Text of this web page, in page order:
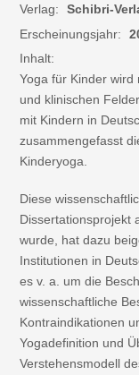
Verlag:
Schibri-
Erscheinungsjahr:
Inhalt:
Yoga für Kinder
und klinischen
mit Kindern in
zusammengefasst
Kinderyoga.
Diese
Dissertationsprojekt
wurde, hat dazu
Institutionen in
es v. a. um die
wissenschaftliche
Kontraindikationen
Yogadefinition und
Verstehensmodell